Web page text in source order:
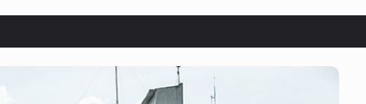
eliminar la adopción simple